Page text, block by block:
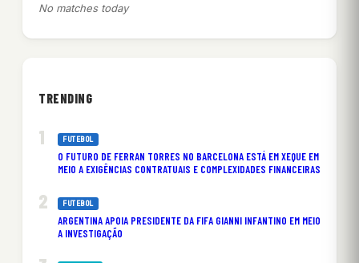
No matches today
TRENDING
FUTEBOL
O FUTURO DE FERRAN TORRES NO BARCELONA ESTÁ EM XEQUE EM
MEIO A EXIGÊNCIAS CONTRATUAIS E COMPLEXIDADES FINANCEIRAS
FUTEBOL
ARGENTINA APOIA PRESIDENTE DA FIFA GIANNI INFANTINO EM MEIO
A INVESTIGAÇÃO